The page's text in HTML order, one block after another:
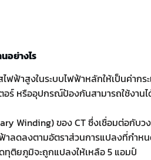
อย่างไร
ฟฟ้าสูงในระบบไฟฟ้าหลักให้เป็นค่ากร
หรืออุปกรณ์ป้องกันสามารถใช้งานไ
Winding) ของ CT ซึ่งเชื่อมต่อกับว
าลดลงตามอัตราส่วนการแปลงที่กำหน
ทุติยภูมิจะถูกแปลงให้เหลือ 5 แอมป์